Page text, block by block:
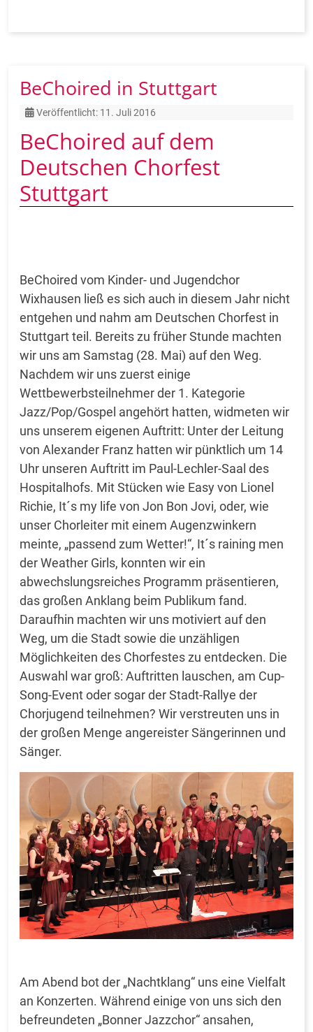
BeChoired in Stuttgart
Details
Veröffentlicht: 11. Juli 2016
BeChoired auf dem
Deutschen Chorfest
Stuttgart
BeChoired vom Kinder- und Jugendchor
Wixhausen ließ es sich auch in diesem Jahr nicht
entgehen und nahm am Deutschen Chorfest in
Stuttgart teil. Bereits zu früher Stunde machten
wir uns am Samstag (28. Mai) auf den Weg.
Nachdem wir uns zuerst einige
Wettbewerbsteilnehmer der 1. Kategorie
Jazz/Pop/Gospel angehört hatten, widmeten wir
uns unserem eigenen Auftritt: Unter der Leitung
von Alexander Franz hatten wir pünktlich um 14
Uhr unseren Auftritt im Paul-Lechler-Saal des
Hospitalhofs. Mit Stücken wie Easy von Lionel
Richie, It´s my life von Jon Bon Jovi, oder, wie
unser Chorleiter mit einem Augenzwinkern
meinte, „passend zum Wetter!“, It´s raining men
der Weather Girls, konnten wir ein
abwechslungsreiches Programm präsentieren,
das großen Anklang beim Publikum fand.
Daraufhin machten wir uns motiviert auf den
Weg, um die Stadt sowie die unzähligen
Möglichkeiten des Chorfestes zu entdecken. Die
Auswahl war groß: Auftritten lauschen, am Cup-
Song-Event oder sogar der Stadt-Rallye der
Chorjugend teilnehmen? Wir verstreuten uns in
der großen Menge angereister Sängerinnen und
Sänger.
Am Abend bot der „Nachtklang“ uns eine Vielfalt
an Konzerten. Während einige von uns sich den
befreundeten „Bonner Jazzchor“ ansahen,